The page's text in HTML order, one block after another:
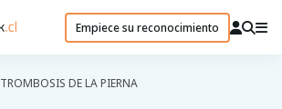
Empiece su reconocimiento
TROMBOSIS DE LA PIERNA